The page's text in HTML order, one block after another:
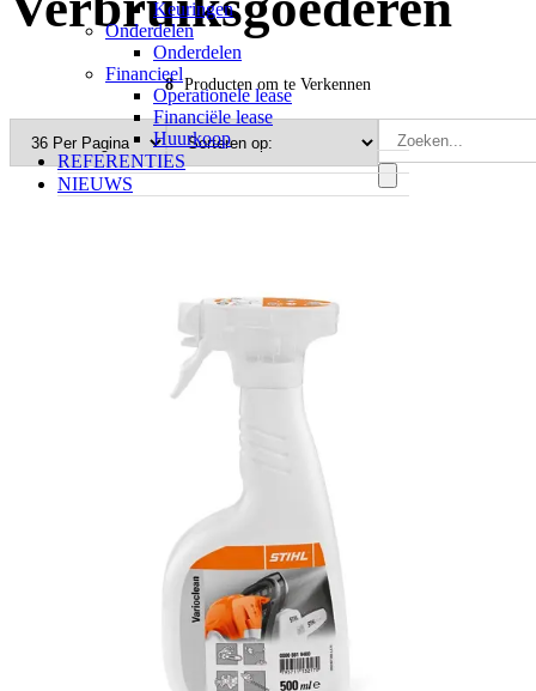
Keuringen
Onderdelen
Onderdelen
Financieel
Operationele lease
Financiële lease
Huurkoop
REFERENTIES
NIEUWS
8 Producten om te Verkennen